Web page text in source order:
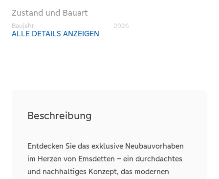
Zustand und Bauart
Baujahr
2026
Räume, Flure und Etagen
Etage
1
Schlafzimmer
2
ALLE DETAILS ANZEIGEN
Beschreibung
Entdecken Sie das exklusive Neubauvorhaben
im Herzen von Emsdetten – ein durchdachtes
und nachhaltiges Konzept, das modernen